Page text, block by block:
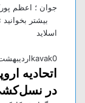
جوان ؛ اعظم
بیشتر بخوانید
اسلاید
kavakاردیبهشت 17, 0
اتحادیه
در